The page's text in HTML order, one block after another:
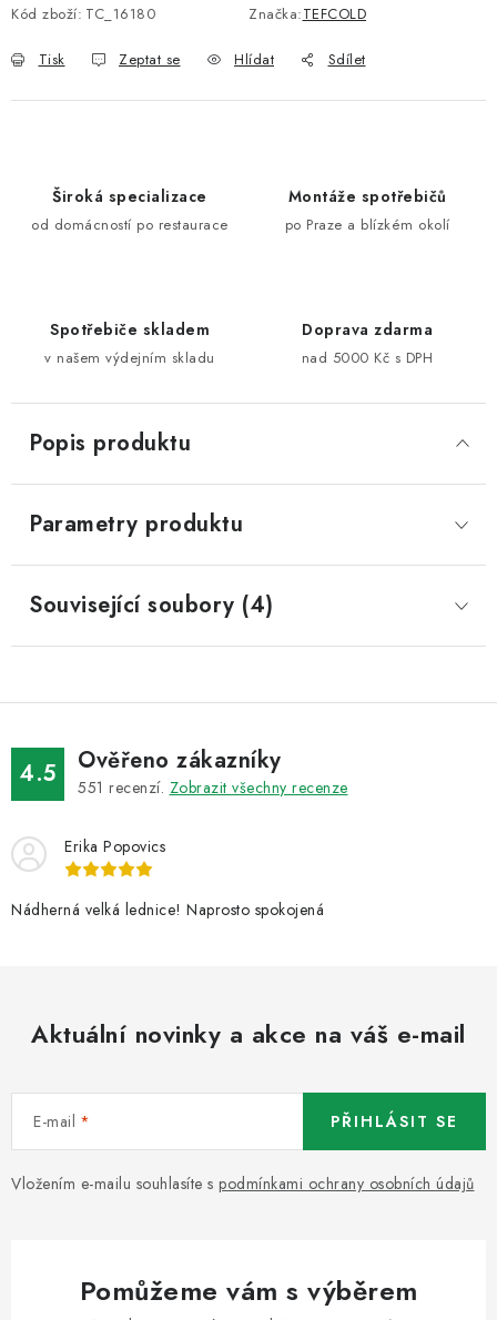
Kód zboží: TC_16180 Značka:TEFCOLD
Tisk Zeptat se Hlídat Sdílet
Široká specializace
od domácností po restaurace
Montáže spotřebičů
po Praze a blízkém okolí
Spotřebiče skladem
v našem výdejním skladu
Doprava zdarma
nad 5000 Kč s DPH
Popis produktu
Parametry produktu
Související soubory (4)
4.5 Ověřeno zákazníky
551 recenzí. Zobrazit všechny recenze
Erika Popovics
Nádherná velká lednice! Naprosto spokojená
Aktuální novinky a akce na váš e-mail
E-mail
Vložením e-mailu souhlasíte s podmínkami ochrany osobních údajů
PŘIHLÁSIT SE
Pomůžeme vám s výběrem